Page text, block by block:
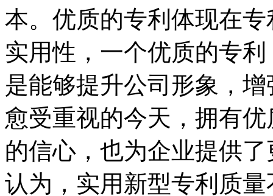
本。优质的专利体现在
实用性，一个优质的专
是能够提升公司形象，
愈受重视的今天，拥有
的信心，也为企业提供
认为，实用新型专利质